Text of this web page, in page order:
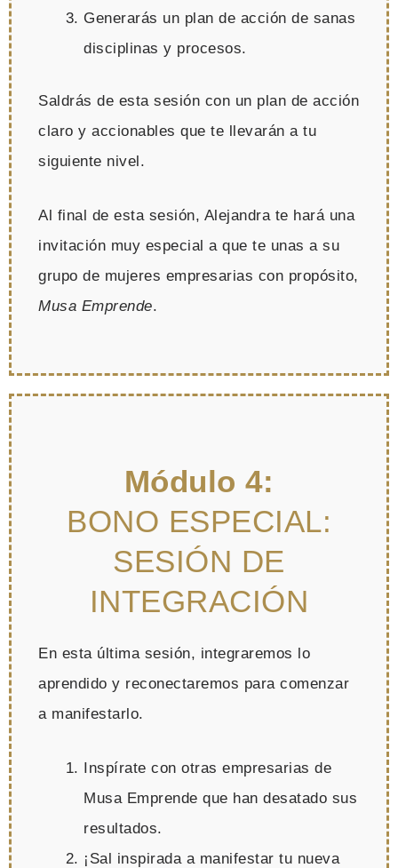
Generarás un plan de acción de sanas
disciplinas y procesos.
Saldrás de esta sesión con un plan de acción
claro y accionables que te llevarán a tu
siguiente nivel.
Al final de esta sesión, Alejandra te hará una
invitación muy especial a que te unas a su
grupo de mujeres empresarias con propósito,
Musa Emprende.
Módulo 4:
BONO ESPECIAL:
SESIÓN DE
INTEGRACIÓN
En esta última sesión, integraremos lo
aprendido y reconectaremos para comenzar
a manifestarlo.
Inspírate con otras empresarias de
Musa Emprende que han desatado sus
resultados.
¡Sal inspirada a manifestar tu nueva